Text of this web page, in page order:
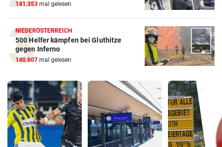
141.353 mal gelesen
NIEDERÖSTERREICH
500 Helfer kämpfen bei Gluthitze
gegen Inferno
140.607 mal gelesen